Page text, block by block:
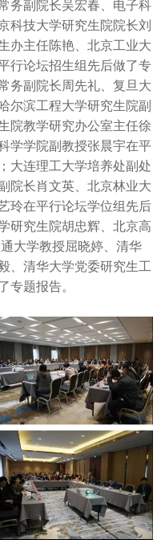
务副院长吴宏春、电子科
科技大学研究生院院长刘
办主任陈艳、北京工业大
行论坛招生组先后做了专
务副院长周先礼、复旦大
尔滨工程大学研究生院副
院教学研究办公室主任徐
学学院副教授张晨宇在平
大连理工大学培养处副处
院长肖文英、北京林业大
玲在平行论坛学位组先后
研究生院胡忠辉、北京高
大学教授屈晓婷、清华
、清华大学党委研究生工
专题报告。